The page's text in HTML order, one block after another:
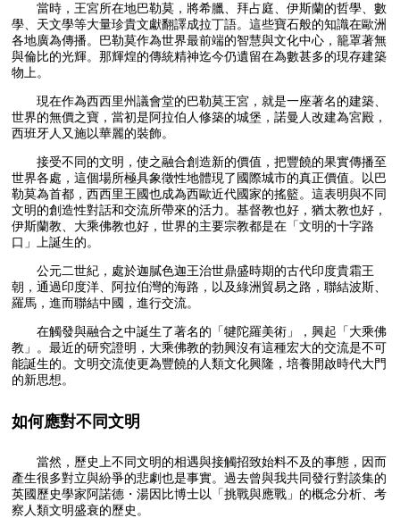
當時，王宮所在地巴勒莫，將希臘、拜占庭、伊斯蘭的哲學、數
學、天文學等大量珍貴文獻翻譯成拉丁語。這些寶石般的知識在歐洲
各地廣為傳播。巴勒莫作為世界最前端的智慧與文化中心，籠罩著無
與倫比的光輝。那輝煌的傳統精神迄今仍遺留在為數甚多的現存建築
物上。
現在作為西西里州議會堂的巴勒莫王宮，就是一座著名的建築、
世界的無價之寶，當初是阿拉伯人修築的城堡，諾曼人改建為宮殿，
西班牙人又施以華麗的裝飾。
接受不同的文明，使之融合創造新的價值，把豐饒的果實傳播至
世界各處，這個場所極具象徵性地體現了國際城市的真正價值。以巴
勒莫為首都，西西里王國也成為西歐近代國家的搖籃。這表明與不同
文明的創造性對話和交流所帶來的活力。基督教也好，猶太教也好，
伊斯蘭教、大乘佛教也好，世界的主要宗教都是在「文明的十字路
口」上誕生的。
公元二世紀，處於迦膩色迦王治世鼎盛時期的古代印度貴霜王
朝，通過印度洋、阿拉伯灣的海路，以及綠洲貿易之路，聯結波斯、
羅馬，進而聯結中國，進行交流。
在觸發與融合之中誕生了著名的「犍陀羅美術」，興起「大乘佛
教」。最近的研究證明，大乘佛教的勃興沒有這種宏大的交流是不可
能誕生的。文明交流使更為豐饒的人類文化興隆，培養開啟時代大門
的新思想。
如何應對不同文明
當然，歷史上不同文明的相遇與接觸招致始料不及的事態，因而
產生很多對立與紛爭的悲劇也是事實。過去曾與我共同發行對談集的
英國歷史學家阿諾德・湯因比博士以「挑戰與應戰」的概念分析、考
察人類文明盛衰的歷史。